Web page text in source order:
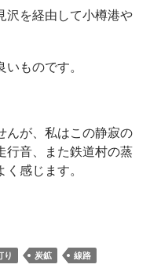
沢を経由して小樽港や
ものです。
んが、私はこの静寂の
行音、また鉄道村の蒸
感じます。
り 炭鉱
線路